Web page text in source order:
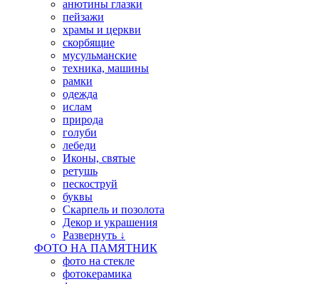
анютины глазки
пейзажи
храмы и церкви
скорбящие
мусульманские
техника, машины
рамки
одежда
ислам
природа
голуби
лебеди
Иконы, святые
ретушь
пескоструй
буквы
Скарпель и позолота
Декор и украшения
Развернуть ↓
ФОТО НА ПАМЯТНИК
фото на стекле
фотокерамика